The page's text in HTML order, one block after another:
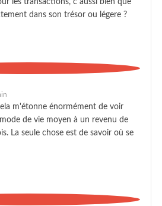
les transactions, c aussi bien que
dans son trésor ou légere ?
m'étonne énormément de voir
de vie moyen à un revenu de
La seule chose est de savoir où se